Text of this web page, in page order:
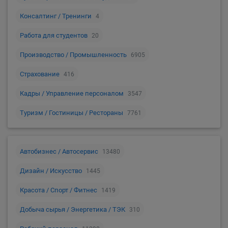
Консалтинг / Тренинги 4
Работа для студентов 20
Производство / Промышленность 6905
Страхование 416
Кадры / Управление персоналом 3547
Туризм / Гостиницы / Рестораны 7761
Автобизнес / Автосервис 13480
Дизайн / Искусство 1445
Красота / Спорт / Фитнес 1419
Добыча сырья / Энергетика / ТЭК 310